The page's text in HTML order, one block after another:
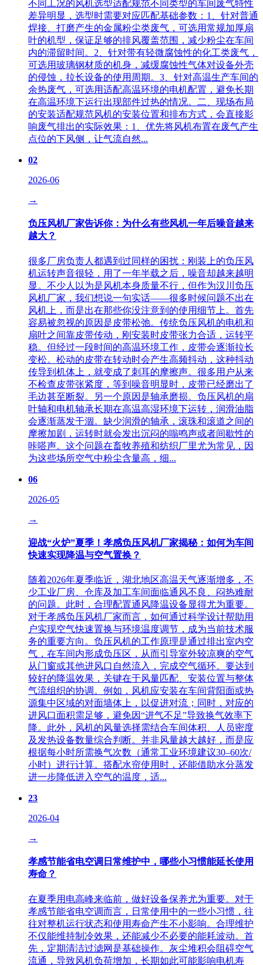
不同工况的风机选型适配规范不同类型的车间废气特性
差异明显，选型时需要对应匹配基础参数：1、针对普通
焊接、打磨产生的金属粉尘类废气，可选用常规加厚扇
叶的机型，保证足够的排风覆盖范围，减少粉尘在车间
内的滞留时间。2、针对带有轻微腐蚀性的化工类废气，
可选用玻璃钢材质的机身，减缓腐蚀性气体对设备外壳
的侵蚀，拉长设备的使用周期。3、针对高温生产车间的
余热废气，可选用适配高温环境的电机配置，避免长期
在高温环境下运行出现部件过热的情况。二、现场布局
的安装适配规范风机的安装位置和排布方式，会直接影
响废气排出的实际效果：1、优先将风机布置在废气产生
点位的下风侧，让气流自然...
02
2026-06
→
负压风机厂家告诉你：为什么有些风机一年后噪音越来
越大？
很多厂房负责人都遇到过同样的困扰：刚装上的负压风
机运转声音很轻，用了一年半载之后，噪音却越来越明
显。不少人以为是风机本身质量不行，但作为汉川负压
风机厂家，我们想说一句实话——很多时候问题不出在
风机上，而是出在那些你没注意到的使用细节上。首先
容易被忽视的原因是皮带松弛。传统负压风机的电机和
扇叶之间靠皮带传动，刚安装时皮带张力合适，运转平
稳。但经过一段时间的高温环境工作，皮带会逐渐拉长
变松。松动的皮带在转动时会产生高频抖动，这种抖动
传导到机体上，就变成了刺耳的摩擦声。很多用户从来
不检查皮带张紧度，等到噪音明显时，皮带已经磨出了
毛边甚至断裂。另一个原因是轴承磨损。负压风机的扇
叶轴和电机轴承长期在高温高湿环境下运转，润滑油脂
会逐渐蒸发干涸。缺少润滑的轴承，滚珠和滚道之间的
摩擦加剧，运转时就会发出沉闷的嗡鸣声或者间歇性的
咔嗒声。这个问题在畜牧养殖和纺织厂里尤为常见，因
为这些场所空气中粉尘含量高，细...
06
2026-05
→
迎战“火炉”夏季！孝感负压风机厂家揭秘：如何为车间
快速实现降温与空气置换？
随着2026年夏季临近，湖北地区高温天气逐渐增多，不
少工业厂房、仓库及加工车间面临通风不良、闷热难耐
的问题。此时，合理配置通风降温设备显得尤为重要。
对于孝感负压风机厂家而言，如何通过科学设计帮助用
户实现空气快速置换与环境温度调节，成为当前技术服
务的重要方向。负压风机的工作原理是通过排出室内空
气，在车间内形成负压区，从而引导室外较凉爽的空气
从门窗或其他进风口自然流入，完成空气循环。要达到
较好的降温效果，关键在于风量匹配、安装位置与整体
气流组织的协调。例如，风机应安装在车间背阳面或热
源集中区域的对面墙体上，以促进对流；同时，对应的
进风口面积需足够，避免因“进气不足”导致换气效率下
降。此外，风机的风量选择需结合车间体积、人员密度
及发热设备数量综合判断。并非风量越大越好，而是应
根据每小时所需换气次数（通常工业环境建议30–60次/
小时）进行计算。搭配水帘使用时，还能借助水分蒸发
进一步降低进入空气的温度，适...
23
2026-04
→
孝感节能省电空调日常维护中，哪些小习惯能延长使用
寿命？
在夏季用电高峰来临前，做好设备保养尤为重要。对于
孝感节能省电空调而言，日常使用中的一些小习惯，往
往对整机运行状态和使用寿命产生不小影响。合理维护
不仅能维持制冷效果，还能减少不必要的能耗波动。首
先，定期清洁过滤网是基础操作。灰尘堆积会阻碍空气
流通，导致风机负荷增加，长期如此可能影响电机寿